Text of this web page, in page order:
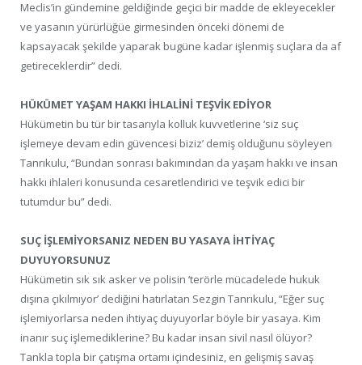
Meclis’in gündemine geldiğinde geçici bir madde de ekleyecekler
ve yasanın yürürlüğüe girmesinden önceki dönemi de
kapsayacak şekilde yaparak bugüne kadar işlenmiş suçlara da af
getireceklerdir” dedi.
HÜKÜMET YAŞAM HAKKI İHLALİNİ TEŞVİK EDİYOR
Hükümetin bu tür bir tasarıyla kolluk kuvvetlerine ‘siz suç
işlemeye devam edin güvencesi biziz’ demiş olduğunu söyleyen
Tanrıkulu, “Bundan sonrası bakımından da yaşam hakkı ve insan
hakkı ihlaleri konusunda cesaretlendirici ve teşvik edici bir
tutumdur bu” dedi.
SUÇ İŞLEMİYORSANIZ NEDEN BU YASAYA İHTİYAÇ
DUYUYORSUNUZ
Hükümetin sık sık asker ve polisin ‘terörle mücadelede hukuk
dışına çıkılmıyor’ dediğini hatırlatan Sezgin Tanrıkulu, “Eğer suç
işlemiyorlarsa neden ihtiyaç duyuyorlar böyle bir yasaya. Kim
inanır suç işlemediklerine? Bu kadar insan sivil nasıl ölüyor?
Tankla topla bir çatışma ortamı içindesiniz, en gelişmiş savaş